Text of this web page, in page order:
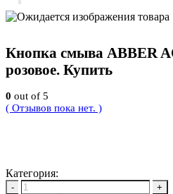
Кнопка смыва ABBER
розовое. Купить
0 out of 5
( Отзывов пока нет. )
Категория:
-
+